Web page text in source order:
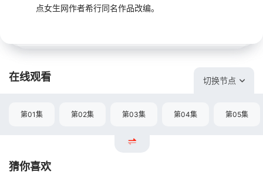
点女生网作者希行同名作品改编。
在线观看 切换节点
第01集 第02集 第03集 第04集 第05集
猜你喜欢